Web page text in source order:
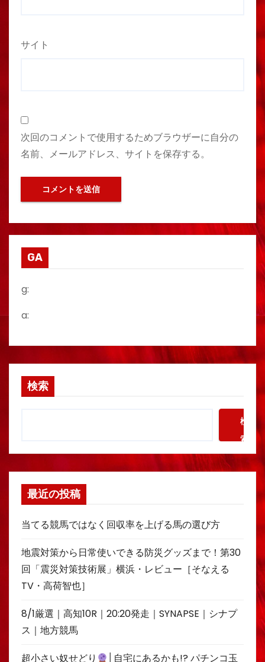
サイト
次回のコメントで使用するためブラウザーに自分の
名前、メールアドレス、サイトを保存する。
GA
g:
a:
検索
検
索
最近の投稿
当てる競馬ではなく回収率を上げる馬の選び方
地震対策から日常使いできる防災グッズまで！第30
回「震災対策技術展」横浜・レビュー［そなえる
TV・高荷智也］
8/1厳選｜高知10R｜20:20発走｜SYNAPSE｜シナプ
ス｜地方競馬
超小さい奴せどり │自宅にあるかも!? パチンコ玉